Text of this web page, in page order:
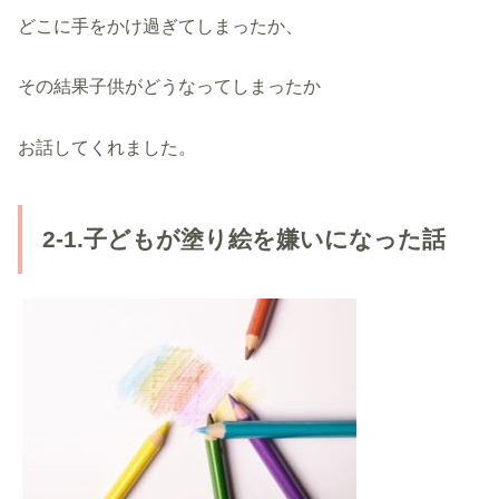
どこに手をかけ過ぎてしまったか、
その結果子供がどうなってしまったか
お話してくれました。
2-1.子どもが塗り絵を嫌いになった話